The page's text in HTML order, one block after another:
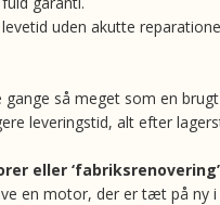
uden akutte
så meget som en
leveringstid, alt efter
eller ‘fabriksrenovering’
en motor, der er tæt på ny